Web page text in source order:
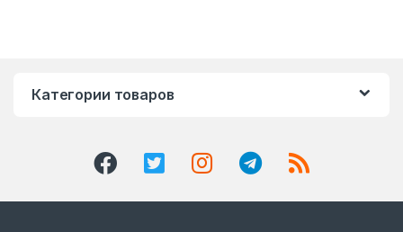
Категории товаров